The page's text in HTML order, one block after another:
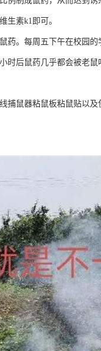
生素k1即可。
药。每周五下午在校园的
时后鼠药几乎都会被老
捕鼠器粘鼠板粘鼠贴以